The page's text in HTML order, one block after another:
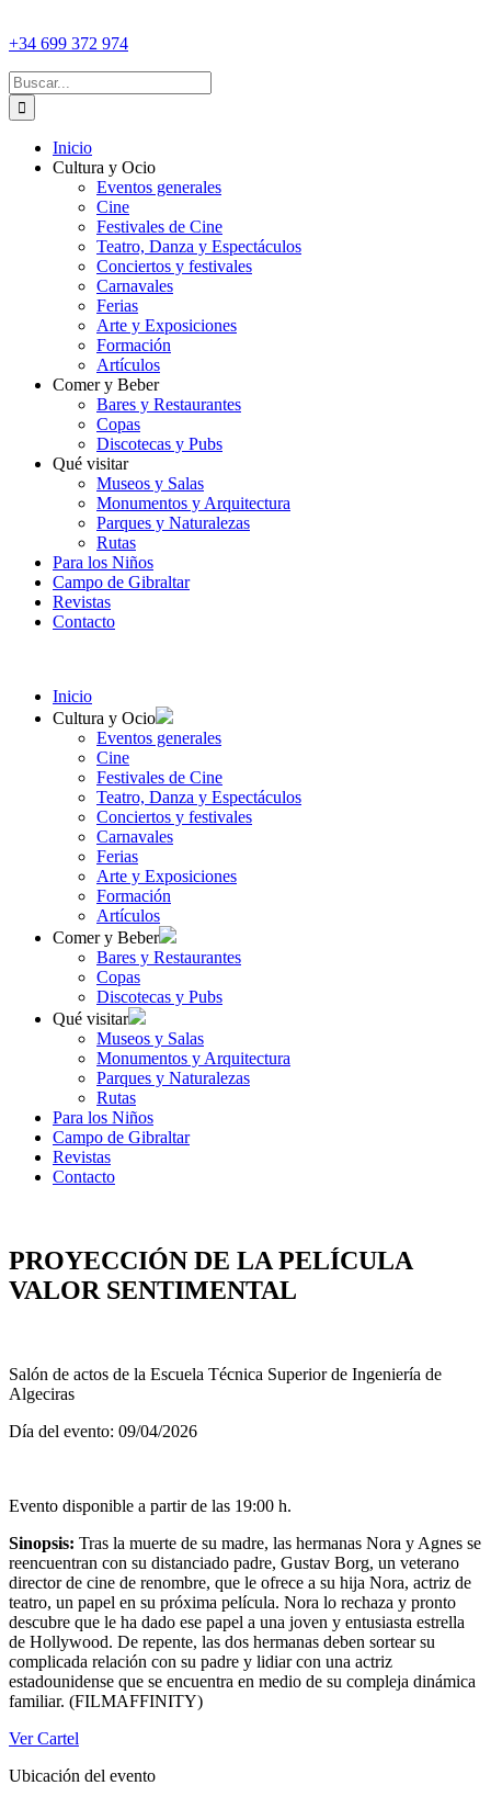
+34 699 372 974
Buscar:
Inicio
Cultura y Ocio
Eventos generales
Cine
Festivales de Cine
Teatro, Danza y Espectáculos
Conciertos y festivales
Carnavales
Ferias
Arte y Exposiciones
Formación
Artículos
Comer y Beber
Bares y Restaurantes
Copas
Discotecas y Pubs
Qué visitar
Museos y Salas
Monumentos y Arquitectura
Parques y Naturalezas
Rutas
Para los Niños
Campo de Gibraltar
Revistas
Contacto
Inicio
Cultura y Ocio
Eventos generales
Cine
Festivales de Cine
Teatro, Danza y Espectáculos
Conciertos y festivales
Carnavales
Ferias
Arte y Exposiciones
Formación
Artículos
Comer y Beber
Bares y Restaurantes
Copas
Discotecas y Pubs
Qué visitar
Museos y Salas
Monumentos y Arquitectura
Parques y Naturalezas
Rutas
Para los Niños
Campo de Gibraltar
Revistas
Contacto
PROYECCIÓN DE LA PELÍCULA
VALOR SENTIMENTAL
Salón de actos de la Escuela Técnica Superior de Ingeniería de
Algeciras
Día del evento: 09/04/2026
Evento disponible a partir de las 19:00 h.
Sinopsis: Tras la muerte de su madre, las hermanas Nora y Agnes se
reencuentran con su distanciado padre, Gustav Borg, un veterano
director de cine de renombre, que le ofrece a su hija Nora, actriz de
teatro, un papel en su próxima película. Nora lo rechaza y pronto
descubre que le ha dado ese papel a una joven y entusiasta estrella
de Hollywood. De repente, las dos hermanas deben sortear su
complicada relación con su padre y lidiar con una actriz
estadounidense que se encuentra en medio de su compleja dinámica
familiar. (FILMAFFINITY)
Ver Cartel
Ubicación del evento